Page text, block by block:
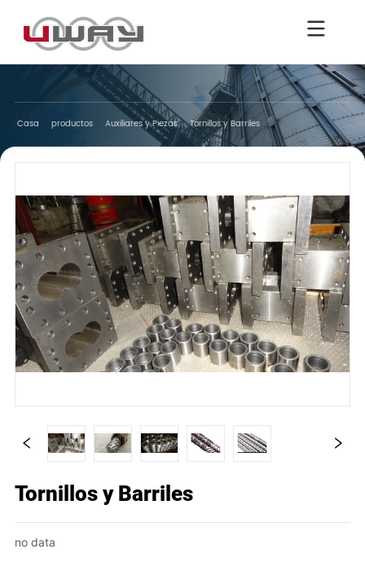
Casa productos Auxiliares y Piezas Tornillos y Barriles
Tornillos y Barriles
no data